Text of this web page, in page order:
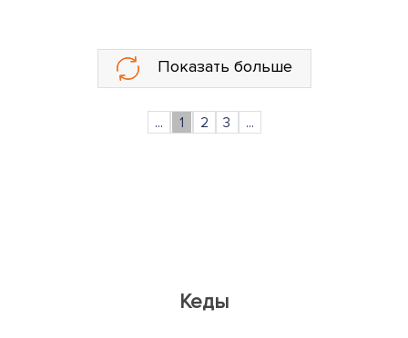
Показать больше
... 1 2 3 ...
Кеды